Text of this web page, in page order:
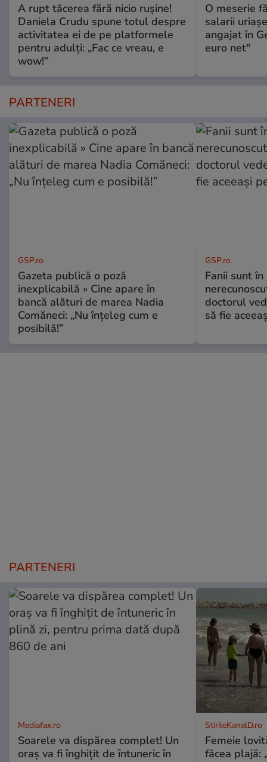
A rupt tăcerea fără nicio rușine!
Daniela Crudu spune totul despre
activitatea ei de pe platformele
pentru adulți: „Fac ce vreau, e
wow!”
O meserie
salarii
angajat în
euro net"
PARTENERI
GSP.ro
Gazeta publică o poză
inexplicabilă » Cine apare în
bancă alături de marea Nadia
Comăneci: „Nu înțeleg cum e
posibilă!”
GSP.ro
Fanii sunt în
doctorul
să fie
PARTENERI
Mediafax.ro
Soarele va dispărea complet! Un
oraș va fi înghițit de întuneric în
StirileKanalD.ro
Femeie
făcea plajă: